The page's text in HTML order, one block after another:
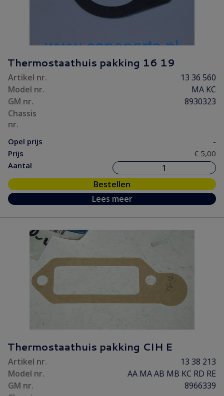
Thermostaathuis pakking 16 19
Artikel nr.
13 36 560
Model nr.
MA KC
GM nr.
8930323
Chassis
nr.
Opel prijs
-
Prijs
€ 5,00
Aantal
Bestellen
Lees meer
Thermostaathuis pakking CIH E
Artikel nr.
13 38 213
Model nr.
AA MA AB MB KC RD RE
GM nr.
8966339